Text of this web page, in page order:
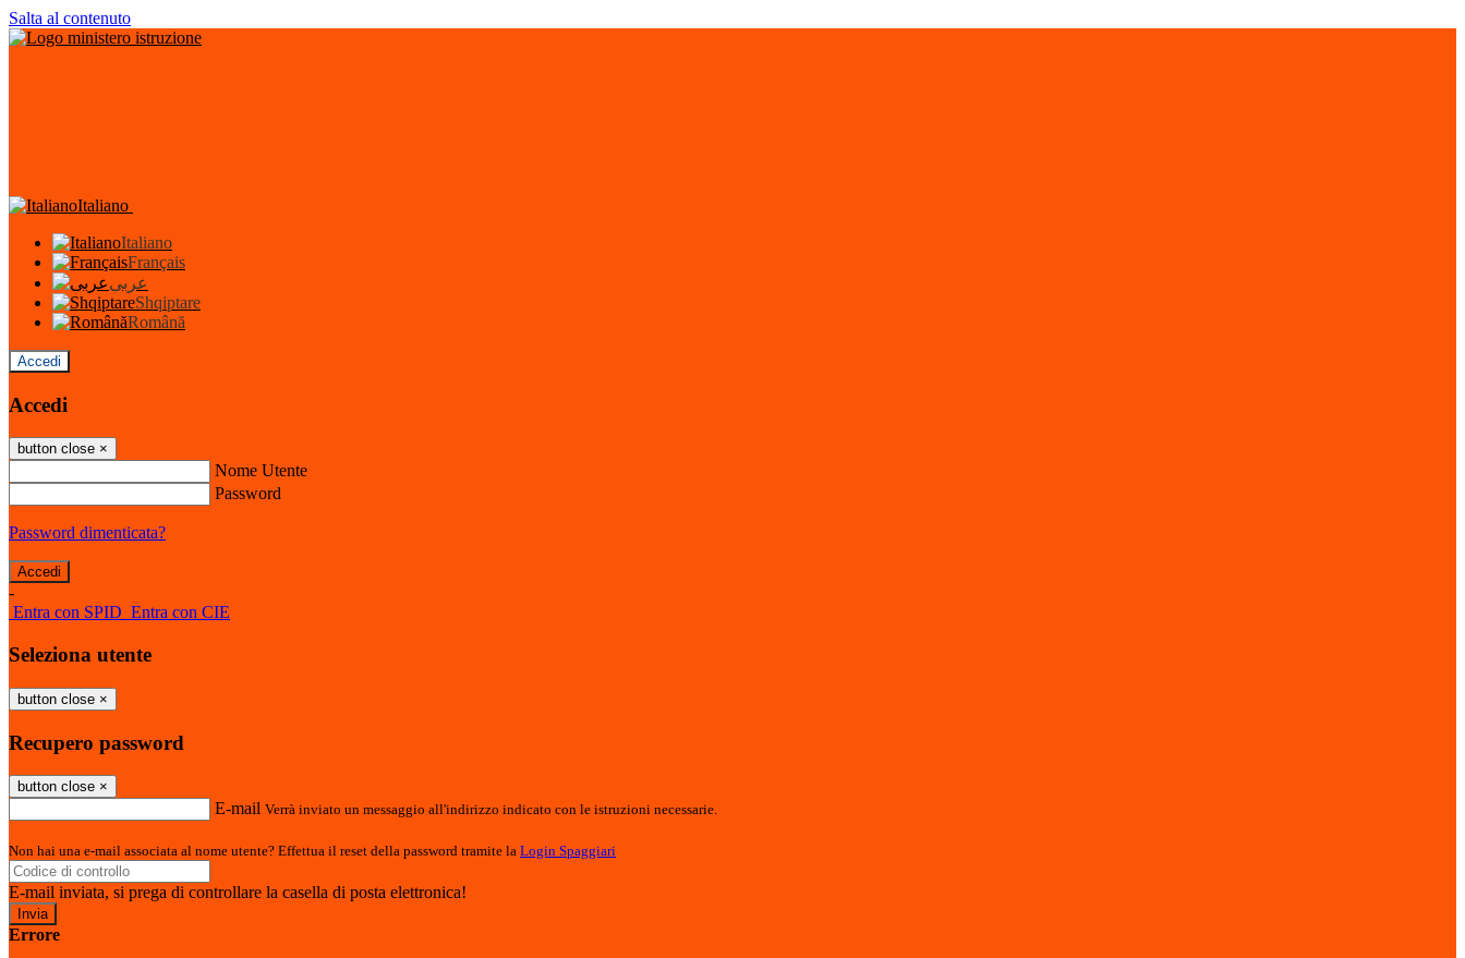
Salta al contenuto
Italiano
Italiano
Français
عربى
Shqiptare
Română
Accedi
Accedi
button close ×
Nome Utente
Password
Password dimenticata?
-
Entra con SPID Entra con CIE
Seleziona utente
button close ×
Recupero password
button close ×
E-mail Verrà inviato un messaggio all'indirizzo indicato con le istruzioni necessarie.
Non hai una e-mail associata al nome utente? Effettua il reset della password tramite la Login Spaggiari
E-mail inviata, si prega di controllare la casella di posta elettronica!
Errore